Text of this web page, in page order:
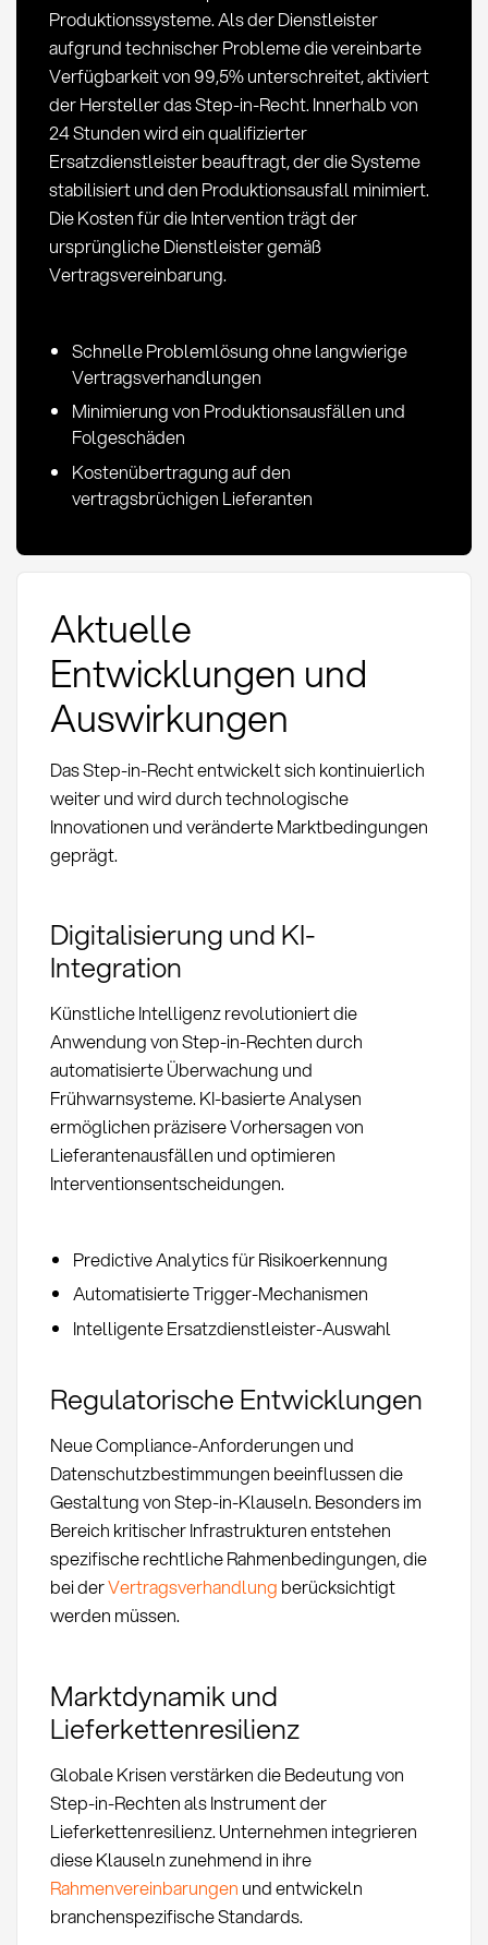
Produktionssysteme. Als der Dienstleister
aufgrund technischer Probleme die vereinbarte
Verfügbarkeit von 99,5% unterschreitet, aktiviert
der Hersteller das Step-in-Recht. Innerhalb von
24 Stunden wird ein qualifizierter
Ersatzdienstleister beauftragt, der die Systeme
stabilisiert und den Produktionsausfall minimiert.
Die Kosten für die Intervention trägt der
ursprüngliche Dienstleister gemäß
Vertragsvereinbarung.
Schnelle Problemlösung ohne langwierige
Vertragsverhandlungen
Minimierung von Produktionsausfällen und
Folgeschäden
Kostenübertragung auf den
vertragsbrüchigen Lieferanten
Aktuelle
Entwicklungen und
Auswirkungen
Das Step-in-Recht entwickelt sich kontinuierlich
weiter und wird durch technologische
Innovationen und veränderte Marktbedingungen
geprägt.
Digitalisierung und KI-
Integration
Künstliche Intelligenz revolutioniert die
Anwendung von Step-in-Rechten durch
automatisierte Überwachung und
Frühwarnsysteme. KI-basierte Analysen
ermöglichen präzisere Vorhersagen von
Lieferantenausfällen und optimieren
Interventionsentscheidungen.
Predictive Analytics für Risikoerkennung
Automatisierte Trigger-Mechanismen
Intelligente Ersatzdienstleister-Auswahl
Regulatorische Entwicklungen
Neue Compliance-Anforderungen und
Datenschutzbestimmungen beeinflussen die
Gestaltung von Step-in-Klauseln. Besonders im
Bereich kritischer Infrastrukturen entstehen
spezifische rechtliche Rahmenbedingungen, die
bei derVertragsverhandlung berücksichtigt
werden müssen.
Marktdynamik und
Lieferkettenresilienz
Globale Krisen verstärken die Bedeutung von
Step-in-Rechten als Instrument der
Lieferkettenresilienz. Unternehmen integrieren
diese Klauseln zunehmend in ihre
Rahmenvereinbarungen und entwickeln
branchenspezifische Standards.